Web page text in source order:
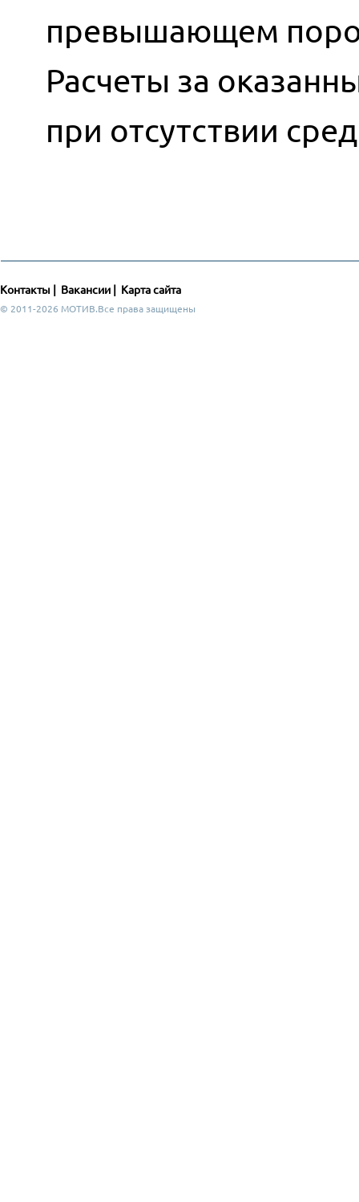
превышающем
Расчеты за
при отсутствии
Контакты Вакансии Карта сайта
© 2011-2026 МОТИВ.Все права защищены